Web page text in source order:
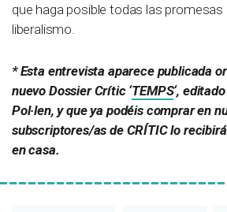
que haga posible todas las promesas
liberalismo.
* Esta entrevista aparece publicada
nuevo Dossier Crític ‘TEMPS‘,
Pol·len, y que ya podéis comprar en
subscriptores/as de CRÍTIC lo
en casa.